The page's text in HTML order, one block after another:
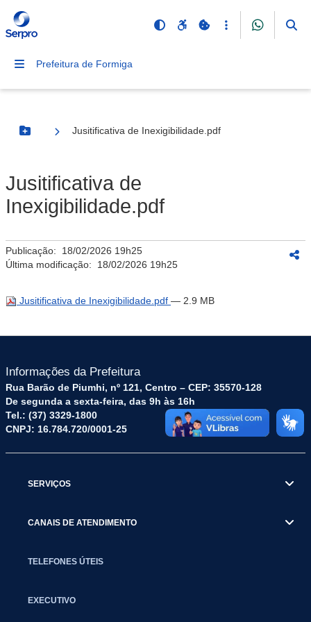
Prefeitura de Formiga
Botão Menu
Jusitificativa de Inexigibilidade.pdf
Jusitificativa de
Inexigibilidade.pdf
Publicação: 18/02/2026 19h25
Última modificação: 18/02/2026 19h25
Jusitificativa de Inexigibilidade.pdf — 2.9 MB
Informações da Prefeitura
Rua Barão de Piumhi, nº 121, Centro – CEP: 35570-128
De segunda a sexta-feira, das 9h às 16h
Tel.: (37) 3329-1800
CNPJ: 16.784.720/0001-25
SERVIÇOS
CANAIS DE ATENDIMENTO
TELEFONES ÚTEIS
EXECUTIVO